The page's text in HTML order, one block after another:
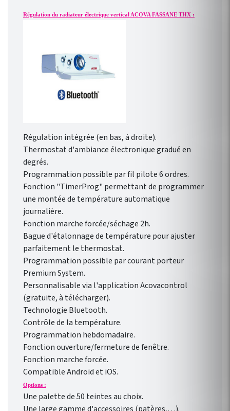
Régulation du radiateur électrique vertical ACOVA FASSANE THX :
Régulation intégrée (en bas, à droite).
Thermostat d'ambiance électronique gradué en
degrés.
Programmation possible par fil pilote 6 ordres.
Fonction "TimerProg" permettant de programmer
une montée de température automatique
journalière.
Fonction marche forcée/séchage 2h.
Bague d'étalonnage de température pour ajuster
parfaitement le thermostat.
Programmation possible par courant porteur
Premium System.
Personnalisable via l'application Acovacontrol
(gratuite, à télécharger).
Technologie Bluetooth.
Contrôle de la température.
Programmation hebdomadaire.
Fonction ouverture/fermeture de fenêtre.
Fonction marche forcée.
Compatible Android et iOS.
Options :
Une palette de 50 teintes au choix.